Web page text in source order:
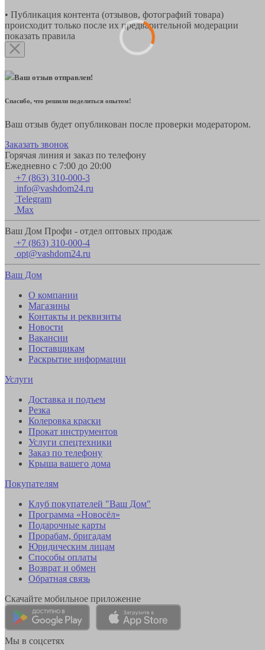
• Публикация контента (отзывов, фотографий товара)
происходит только после их предварительной модерации
показать правила
Ваш отзыв отправлен!
Спасибо, что решили поделиться опытом!
Ваш отзыв будет опубликован после проверки модератором.
Заказать звонок
Горячая линия и заказ по телефону
Ежедневно с 7:00 до 20:00
+7 (863) 310-000-3
info@vashdom24.ru
Telegram
Max
Ваш Дом Профи - отдел оптовых продаж
+7 (863) 310-000-4
opt@vashdom24.ru
Ваш Дом
О компании
Магазины
Контакты и реквизиты
Новости
Вакансии
Поставщикам
Раскрытие информации
Услуги
Доставка и подъем
Резка
Колеровка краски
Прокат инструментов
Услуги спецтехники
Заказ по телефону
Крыша вашего дома
Покупателям
Клуб покупателей "Ваш Дом"
Программа «Новосёл»
Подарочные карты
Прорабам, бригадам
Юридическим лицам
Способы оплаты
Возврат и обмен
Обратная связь
Скачайте мобильное приложение
Мы в соцсетях